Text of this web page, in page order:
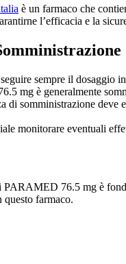
è un farmaco che
l’efficacia e la
sempre il dosaggio
mg è generalmente
di somministrazione deve
monitorare eventuali
76.5 mg è
questo farmaco.